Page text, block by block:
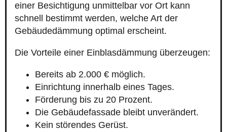
einer Besichtigung unmittelbar vor Ort kann
schnell bestimmt werden, welche Art der
Gebäudedämmung optimal erscheint.
Die Vorteile einer Einblasdämmung überzeugen:
Bereits ab 2.000 € möglich.
Einrichtung innerhalb eines Tages.
Förderung bis zu 20 Prozent.
Die Gebäudefassade bleibt unverändert.
Kein störendes Gerüst.